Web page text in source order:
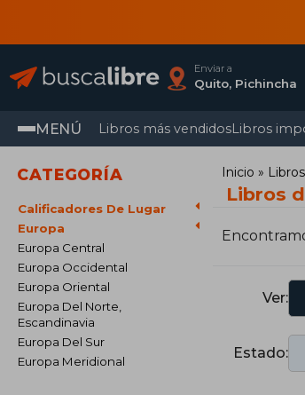
Enviar a
Quito, Pichincha
MENÚ Libros más vendidosLibros
CATEGORÍA
Calificadores De Lugar
Europa
Europa Central
Europa Occidental
Europa Oriental
Europa Del Norte,
Escandinavia
Europa Del Sur
Europa Meridional
Inicio Libros
Libros
Ver:
Estado: